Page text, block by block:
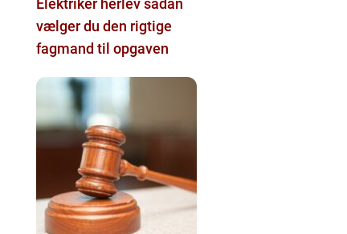
Elektriker herlev sådan
vælger du den rigtige
fagmand til opgaven